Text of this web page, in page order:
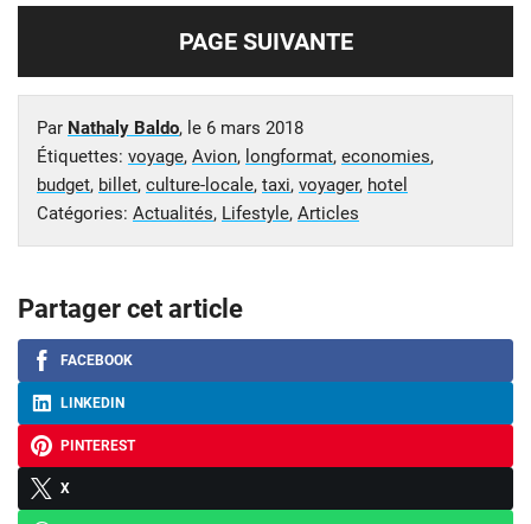
PAGE SUIVANTE
Par Nathaly Baldo, le 6 mars 2018
Étiquettes: voyage, Avion, longformat, economies,
budget, billet, culture-locale, taxi, voyager, hotel
Catégories: Actualités, Lifestyle, Articles
Partager cet article
FACEBOOK
LINKEDIN
PINTEREST
X